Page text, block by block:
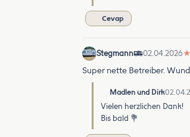
Cevap
Stegmann 02.04.2026★
Super nette Betreiber.
Madlen und Dirk
Vielen herzlichen Dank!
Bis bald 💐